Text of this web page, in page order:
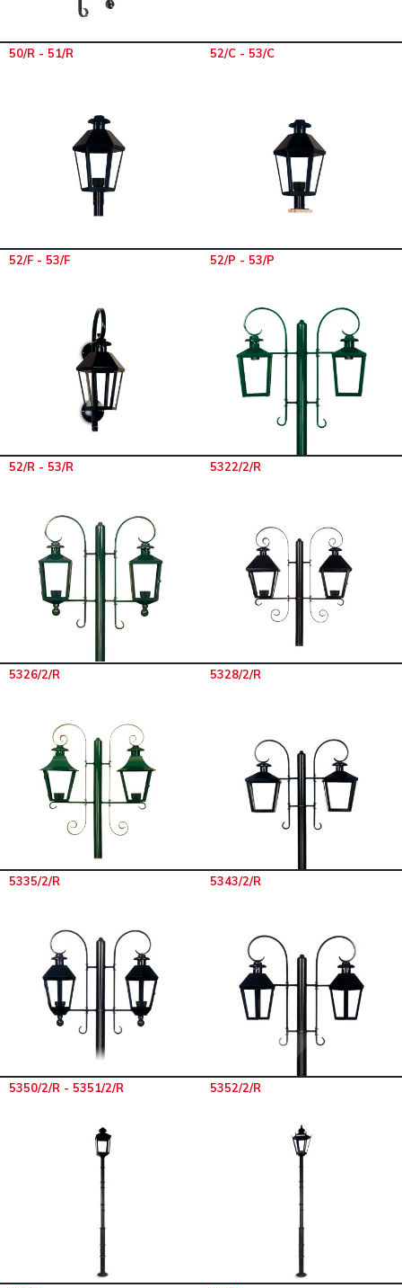
50/R - 51/R 52/C - 53/C
52/F - 53/F 52/P - 53/P
52/R - 53/R 5322/2/R
5326/2/R 5328/2/R
5335/2/R 5343/2/R
5350/2/R - 5351/2/R 5352/2/R